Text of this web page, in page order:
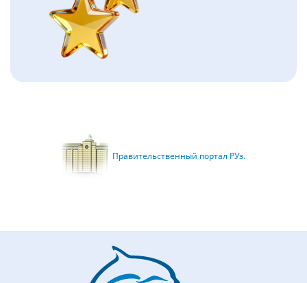
Правительственный портал РУз.